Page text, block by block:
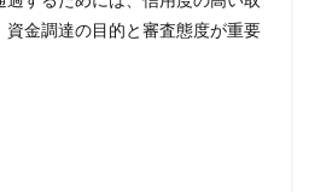
金調達の目的と審査態度が重要